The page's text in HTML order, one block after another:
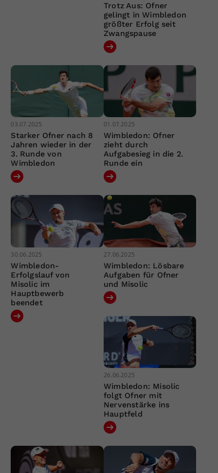
Trotz Aus: Ofner
gelingt in Wimbledon
größter Erfolg seit
Zwangspause
03.07.2025
Starker Ofner nach 8
Jahren wieder in der
3. Runde von
Wimbledon
01.07.2025
Wimbledon: Ofner
zieht durch
Aufgabesieg in die 2.
Runde ein
30.06.2025
Wimbledon-
Erfolgslauf von
Misolic im
Hauptbewerb
beendet
27.06.2025
Wimbledon: Lösbare
Aufgaben für Ofner
und Misolic
26.06.2025
Wimbledon: Misolic
folgt Ofner mit
Nervenstärke ins
Hauptfeld